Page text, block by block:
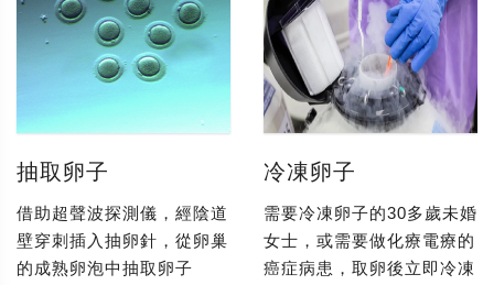
抽取卵子
借助超聲波探測儀，經陰道
壁穿刺插入抽卵針，從卵巢
的成熟卵泡中抽取卵子
冷凍卵子
需要冷凍卵子的30多歲未婚
女士，或需要做化療電療的
癌症病患，取卵後立即冷凍